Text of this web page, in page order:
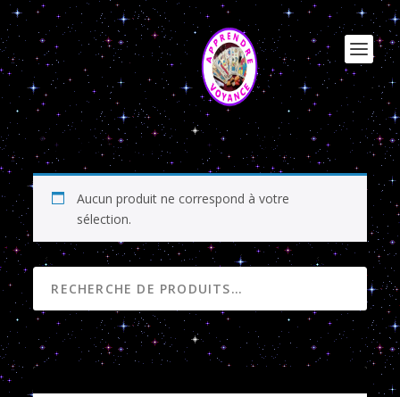
ASTROLOGIE CHINOISE
Aucun produit ne correspond à votre
sélection.
RECHERCHE